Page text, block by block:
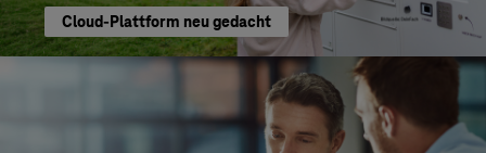
Cloud-Plattform neu gedacht